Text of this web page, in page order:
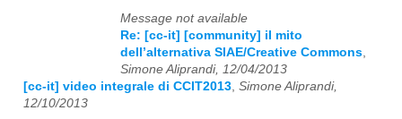
Message not available
Re: [cc-it] [community] il mito
dell’alternativa SIAE/Creative Commons,
Simone Aliprandi, 12/04/2013
[cc-it] video integrale di CCIT2013, Simone Aliprandi,
12/10/2013